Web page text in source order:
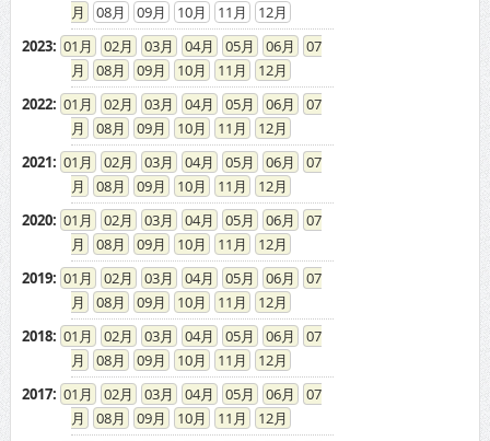
08
09 10 11
12
2023: 01 02 03 04 05 06
07
08
09 10 11
12
2022: 01 02 03 04 05 06
07
08
09 10 11
12
2021: 01 02 03 04 05 06
07
08
09 10 11
12
2020: 01 02 03 04 05 06
07
08
09 10 11
12
2019: 01 02 03 04 05 06
07
08
09 10 11
12
2018: 01 02 03 04 05 06
07
08
09 10 11
12
2017: 01 02 03 04 05 06
07
08
09 10 11
12